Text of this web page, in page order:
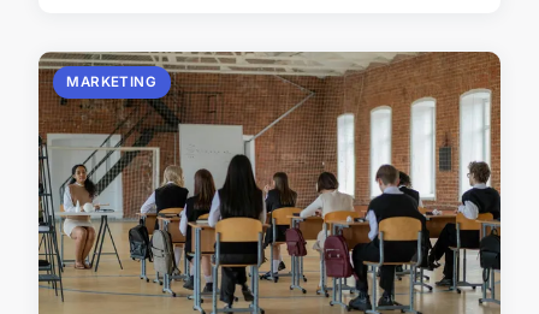
MARKETING